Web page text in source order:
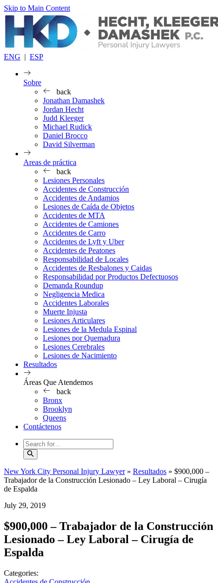
Skip to Main Content
ENG | ESP
Sobre
back
Jonathan Damashek
Jordan Hecht
Judd Kleeger
Michael Rudick
Daniel Brocco
David Silverman
Areas de práctica
back
Lesiones Personales
Accidentes de Construcción
Accidentes de Andamios
Lesiones de Caída de Objetos
Accidentes de MTA
Accidentes de Camiones
Accidentes de Carro
Accidentes de Lyft y Uber
Accidentes de Peatones
Responsabilidad de Locales
Accidentes de Resbalones y Caidas
Responsabilidad por Productos Defectuosos
Demanda Roundup
Negligencia Medica
Accidentes Laborales
Muerte Injusta
Lesiones Articulares
Lesiones de la Medula Espinal
Lesiones por Quemadura
Lesiones Cerebrales
Lesiones de Nacimiento
Resultados
Áreas Que Atendemos
back
Bronx
Brooklyn
Queens
Contáctenos
New York City Personal Injury Lawyer» Resultados » $900,000 –
Trabajador de la Construcción Lesionado – Ley Laboral – Cirugía
de Espalda
July 29, 2019
$900,000 – Trabajador de la Construcción
Lesionado – Ley Laboral – Cirugía de
Espalda
Categories: